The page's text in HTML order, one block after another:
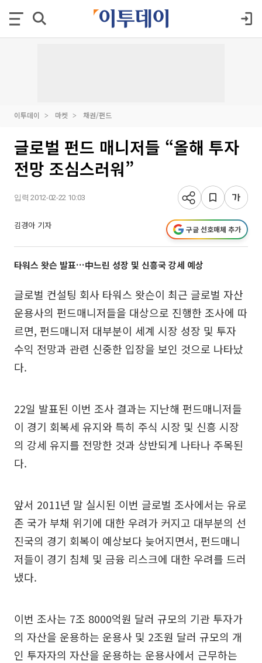
이투데이 마켓 채권/펀드
글로벌 펀드 매니저들 “올해 투자
전망 조심스러워”
입력 2012-02-22 10:03
김경아 기자 구글 선호매체 추가
타워스 왓슨 발표…中느린 성장 및 신흥국 강세 예상
글로벌 컨설팅 회사 타워스 왓슨이 최근 글로벌 자산
운용사의 펀드매니저들을 대상으로 진행한 조사에 따
르면, 펀드매니저 대부분이 세계 시장 성장 및 투자
수익 전망과 관련 신중한 입장을 보인 것으로 나타났
다.
22일 발표된 이번 조사 결과는 지난해 펀드매니저들
이 경기 회복세 유지와 특히 주식 시장 및 신흥 시장
의 강세 유지를 전망한 것과 상반되게 나타나 주목된
다.
앞서 2011년 말 실시된 이번 글로벌 조사에서는 유로
존 국가 부채 위기에 대한 우려가 커지고 대부분의 선
진국의 경기 회복이 예상보다 늦어지면서, 펀드매니
저들이 경기 침체 및 금융 리스크에 대한 우려를 드러
냈다.
이번 조사는 7조 8000억원 달러 규모의 기관 투자가
의 자산을 운용하는 운용사 및 2조원 달러 규모의 개
인 투자자의 자산을 운용하는 운용사에서 근무하는